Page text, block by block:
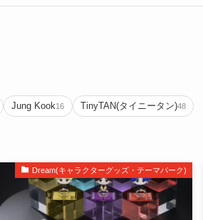
Jung Kook16 TinyTAN(タイニータン)48
Dream(キャラクターグッズ・テーマパーク)